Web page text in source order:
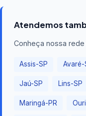
Atendemos
Conheça nossa
Assis-SP Avaré-
Jaú-SP Lins-SP
Maringá-PR